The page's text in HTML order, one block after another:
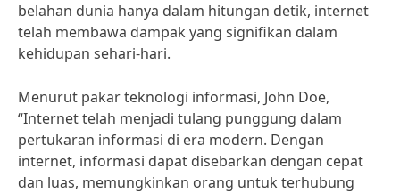
belahan dunia hanya dalam hitungan detik, internet
telah membawa dampak yang signifikan dalam
kehidupan sehari-hari.
Menurut pakar teknologi informasi, John Doe,
“Internet telah menjadi tulang punggung dalam
pertukaran informasi di era modern. Dengan
internet, informasi dapat disebarkan dengan cepat
dan luas, memungkinkan orang untuk terhubung